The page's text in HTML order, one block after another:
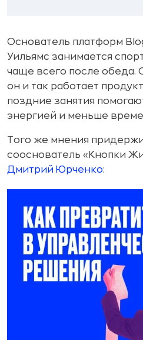
Основатель платформ
Уильямс занимается
чаще всего после обеда.
он и так работает
поздние занятия
энергией и меньше
Того же мнения
сооснователь «Кнопки
Дмитрий Юрченко: